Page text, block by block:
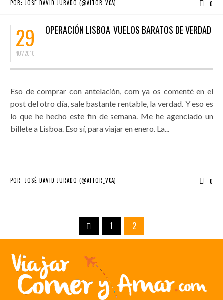
POR: JOSÉ DAVID JURADO (@AITOR_VCA) 0
29
NOV2010
OPERACIÓN LISBOA: VUELOS BARATOS DE VERDAD
Eso de comprar con antelación, com ya os comenté en el
post del otro día, sale bastante rentable, la verdad. Y eso es
lo que he hecho este fin de semana. Me he agenciado un
billete a Lisboa. Eso sí, para viajar en enero. La...
POR: JOSÉ DAVID JURADO (@AITOR_VCA) 0
1 2